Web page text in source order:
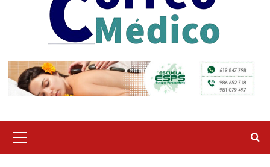
primario